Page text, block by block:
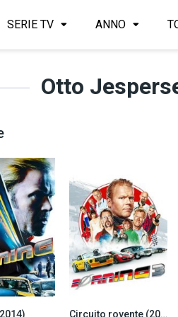
SERIE TV ANNO
Otto
Circuito rovente (2020)